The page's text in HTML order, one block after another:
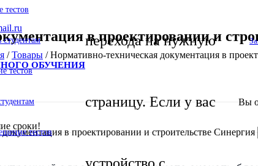
ОБУЧЕНИЯ
сроки!
перехода на нужную
страницу. Если у вас Вы
тестов
тестов
в проектировании и
/Товары /Нормативно-техническая документация в
в проектировании и строительстве Синергия